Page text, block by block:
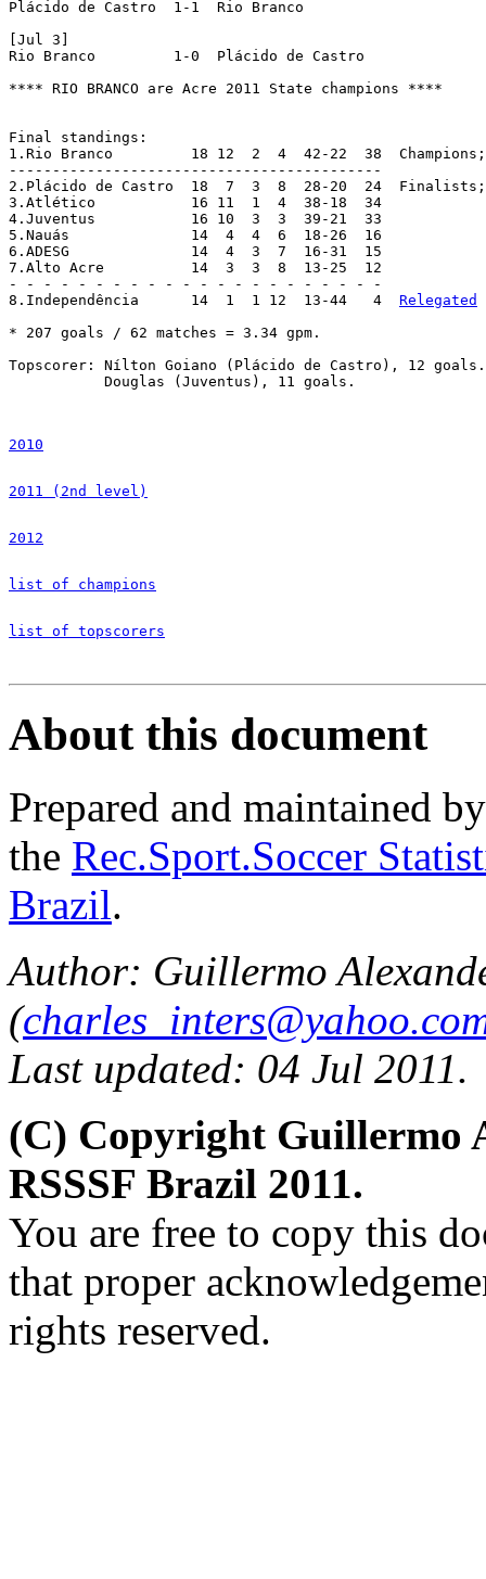
Plácido de Castro  1-1  Rio Branco
[Jul 3]
Rio Branco 	   1-0  Plácido de Castro
**** RIO BRANCO are Acre 2011 State champions ****
Final standings:
1.Rio Branco	     18 12  2  4  42-22  38
-------------------------------------------
2.Plácido de Castro  18  7  3  8  28-20  24
3.Atlético	     16 11  1  4  38-18  34
4.Juventus  	     16 10  3  3  39-21  33
5.Nauás		     14  4  4  6  18-26  16
6.ADESG		     14  4  3  7  16-31  15
7.Alto Acre	     14  3  3  8  13-25  12
- - - - - - - - - - - - - - - - - - - - - -
8.Independência	     14  1  1 12  13-44   4 Relegated
* 207 goals / 62 matches = 3.34 gpm.
Topscorer: Nílton Goiano (Plácido de Castro), 12 goals.
2010
2011 (2nd level)
2012
list of champions
list of topscorers
About this document
Prepared and maintained
the Rec.Sport.Soccer
Brazil.
Author: Guillermo
(
Last updated: 04 Jul 2011.
(C) Copyright Guillermo
RSSSF Brazil 2011.
You are free to copy this
that proper
rights reserved.